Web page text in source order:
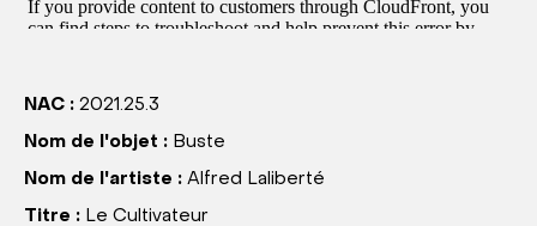
NAC : 2021.25.3
Nom de l'objet : Buste
Nom de l'artiste : Alfred Laliberté
Titre : Le Cultivateur